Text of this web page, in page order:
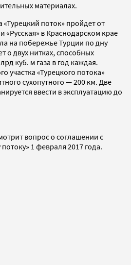
материалах.
«Турецкий поток» пройдет от
«Русская» в Краснодарском крае
на побережье Турции по дну
о двух нитках, способных
куб. м газа в год каждая.
участка «Турецкого потока»
сухопутного — 200 км. Две
ввести в эксплуатацию до
вопрос о соглашении с
1 февраля 2017 года.